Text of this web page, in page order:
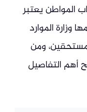
المواطن يعتبر
وزارة الموارد
ومن
أهم التفاصيل